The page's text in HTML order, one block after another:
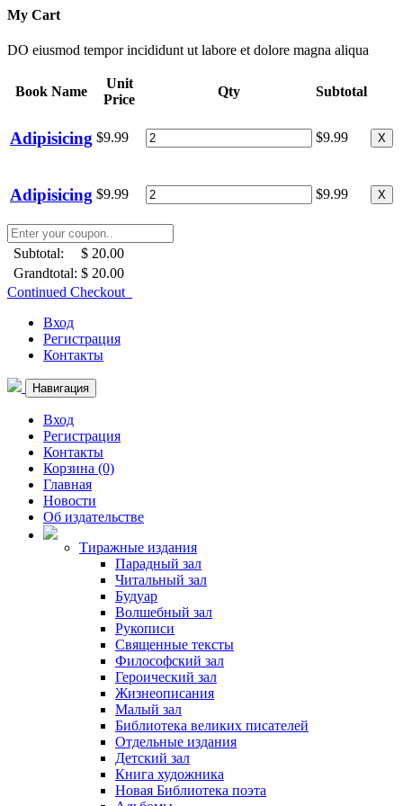
My Cart
DO eiusmod tempor incididunt ut labore et dolore magna aliqua
Book Name
Unit
Price
Qty Subtotal
Adipisicing $9.99 $9.99 X
Adipisicing $9.99 $9.99 X
Subtotal:
$ 20.00
Grandtotal: $ 20.00
Continued Checkout
Вход
Регистрация
Контакты
Навигация
Вход
Регистрация
Контакты
Корзина (0)
Главная
Новости
Об издательстве
Тиражные издания
Парадный зал
Читальный зал
Будуар
Волшебный зал
Рукописи
Священные тексты
Философский зал
Героический зал
Жизнеописания
Малый зал
Библиотека великих писателей
Отдельные издания
Детский зал
Книга художника
Новая Библиотека поэта